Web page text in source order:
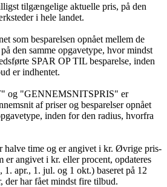
tilgængelige aktuelle pris, på den
i hele landet.
som besparelsen opnået mellem de
den samme opgavetype, hvor mindst
SPAR OP TIL besparelse, inden
er indhentet.
og "GENNEMSNITSPRIS" er
af priser og besparelser opnået
inden for den radius, hvorfra
halve time og er angivet i kr. Øvrige pris-
er angivet i kr. eller procent, opdateres
1. apr., 1. jul. og 1 okt.) baseret på 12
der har fået mindst fire tilbud.